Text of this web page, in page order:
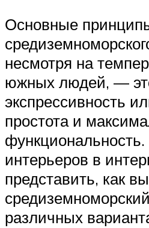
Основные
несмотря на
южных людей, —
экспрессивность
простота и
интерьеров в
представить, как
различных